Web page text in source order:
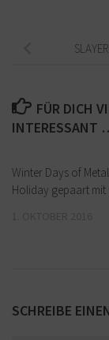
FÜR DICH
INTERESSANT
Winter Days of
Holiday gepaart mit
SCHREIBE